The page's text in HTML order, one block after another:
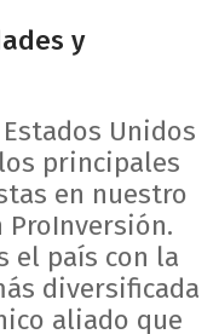
y
Unidos
principales
en nuestro
ProInversión.
el país con la
diversificada
aliado que